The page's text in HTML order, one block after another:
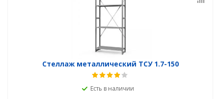
Стеллаж металлический ТСУ 1.7-150
Есть в наличии